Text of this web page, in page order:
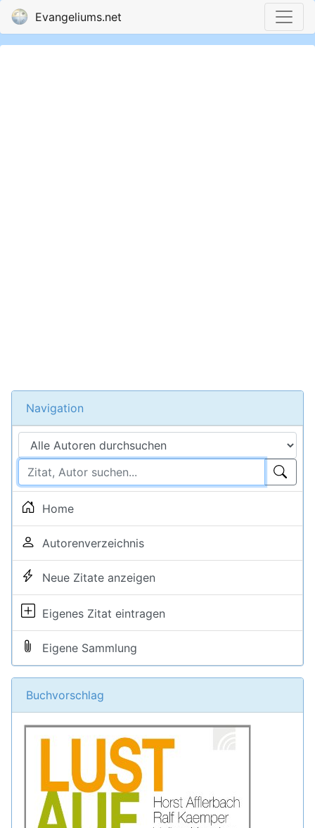
Evangeliums.net
Navigation
Home
Autorenverzeichnis
Neue Zitate anzeigen
Eigenes Zitat eintragen
Eigene Sammlung
Buchvorschlag